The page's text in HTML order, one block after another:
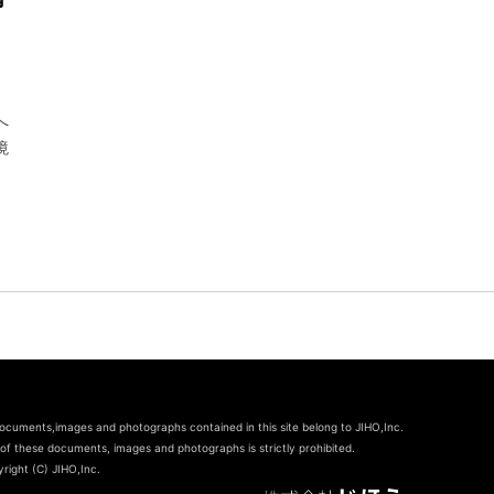
and photographs contained in this site belong to JIHO,Inc.
these documents, images and photographs is strictly prohibited.
(C) JIHO,Inc.